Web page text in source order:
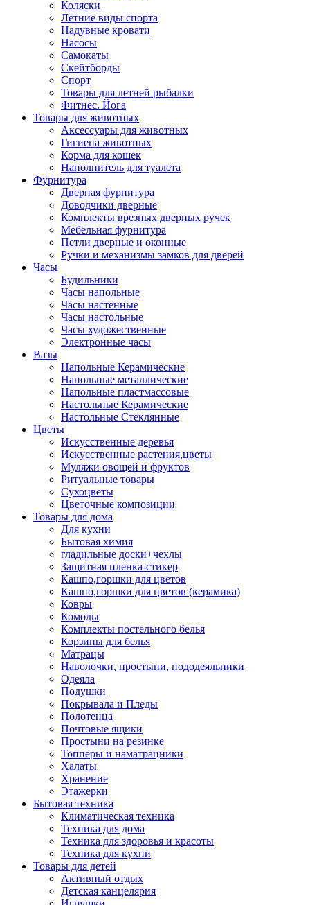
Коляски
Летние виды спорта
Надувные кровати
Насосы
Самокаты
Скейтборды
Спорт
Товары для летней рыбалки
Фитнес. Йога
Товары для животных
Аксессуары для животных
Гигиена животных
Корма для кошек
Наполнитель для туалета
Фурнитура
Дверная фурнитура
Доводчики дверные
Комплекты врезных дверных ручек
Мебельная фурнитура
Петли дверные и оконные
Ручки и механизмы замков для дверей
Часы
Будильники
Часы напольные
Часы настенные
Часы настольные
Часы художественные
Электронные часы
Вазы
Напольные Керамические
Напольные металлические
Напольные пластмассовые
Настольные Керамические
Настольные Стеклянные
Цветы
Искусственные деревья
Искусственные растения,цветы
Муляжи овощей и фруктов
Ритуальные товары
Сухоцветы
Цветочные композиции
Товары для дома
Для кухни
Бытовая химия
гладильные доски+чехлы
Защитная пленка-стикер
Кашпо,горшки для цветов
Кашпо,горшки для цветов (керамика)
Ковры
Комоды
Комплекты постельного белья
Корзины для белья
Матрацы
Наволочки, простыни, пододеяльники
Одеяла
Подушки
Покрывала и Пледы
Полотенца
Почтовые ящики
Простыни на резинке
Топперы и наматрацники
Халаты
Хранение
Этажерки
Бытовая техника
Климатическая техника
Техника для дома
Техника для здоровья и красоты
Техника для кухни
Товары для детей
Активный отдых
Детская канцелярия